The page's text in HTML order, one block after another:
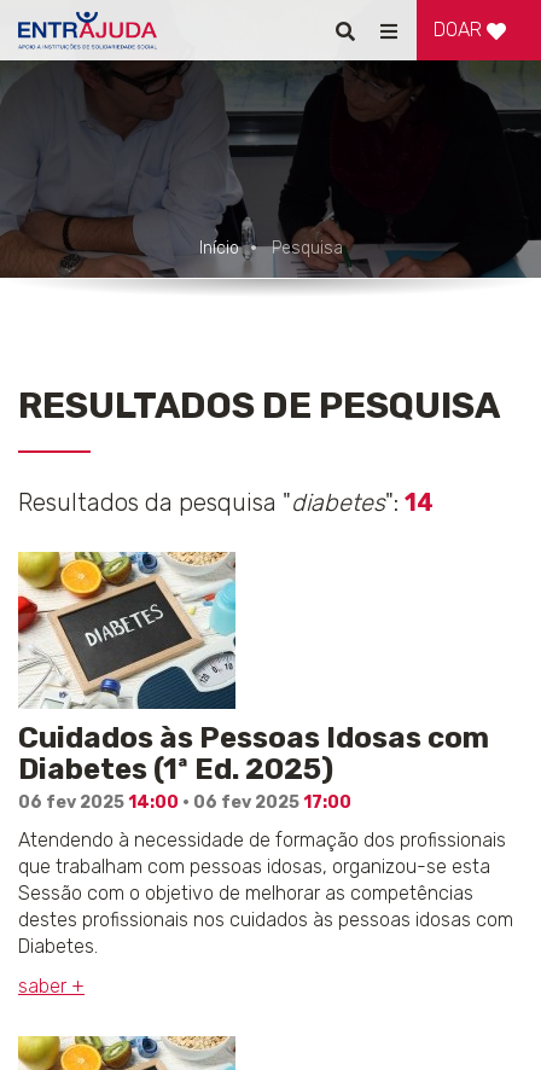
Pesquisar
Alternar
de
DOAR
Início Pesquisa
RESULTADOS DE PESQUISA
Resultados da pesquisa "diabetes": 14
Cuidados às Pessoas Idosas com
Diabetes (1ª Ed. 2025)
06 fev 202514:00 · 06 fev 202517:00
Atendendo à necessidade de formação dos profissionais
que trabalham com pessoas idosas, organizou-se esta
Sessão com o objetivo de melhorar as competências
destes profissionais nos cuidados às pessoas idosas com
Diabetes.
saber +